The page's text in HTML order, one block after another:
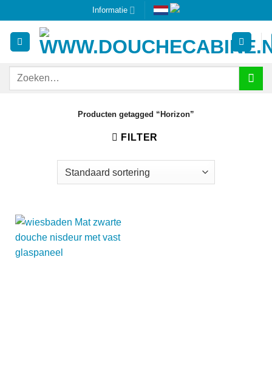
naar
inhoud
Informatie
Zoeken
Producten getagged “Horizon”
FILTER